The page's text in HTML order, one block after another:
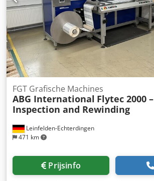
Leinfelden-Echterdingen
471 km
FGT Grafische Machines
ABG International Flytec 2000 –
Inspection and Rewinding
Prijsinfo